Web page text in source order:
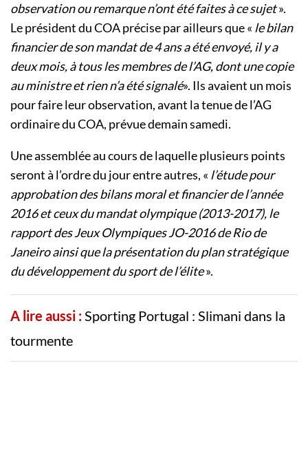
observation ou remarque n’ont été faites à ce sujet».
Le président du COA précise par ailleurs que « le bilan
financier de son mandat de 4 ans a été envoyé, il y a
deux mois, à tous les membres de l’AG, dont une copie
au ministre et rien n’a été signalé». Ils avaient un mois
pour faire leur observation, avant la tenue de l’AG
ordinaire du COA, prévue demain samedi.
Une assemblée au cours de laquelle plusieurs points
seront à l’ordre du jour entre autres, « l’étude pour
approbation des bilans moral et financier de l’année
2016 et ceux du mandat olympique (2013-2017), le
rapport des Jeux Olympiques JO-2016 de Rio de
Janeiro ainsi que la présentation du plan stratégique
du développement du sport de l’élite».
A lire aussi :Sporting Portugal : Slimani dans la
tourmente